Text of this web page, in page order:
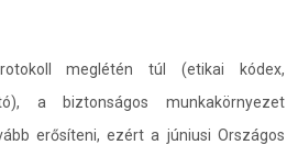
meglétén túl (etikai kódex,
a biztonságos munkakörnyezet
erősíteni, ezért a júniusi Országos